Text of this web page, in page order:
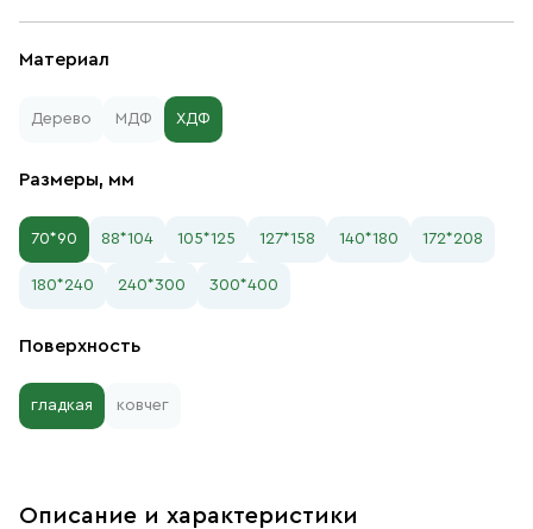
Материал
Дерево МДФ ХДФ
Размеры, мм
70*90 88*104 105*125 127*158 140*180 172*208
180*240 240*300 300*400
Поверхность
гладкая ковчег
Описание и характеристики